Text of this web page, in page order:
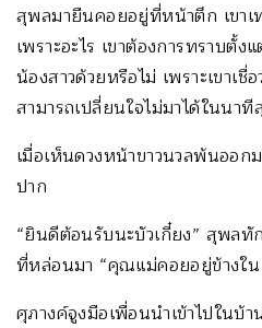
สุพลมายืนคอยอยู่ที่หน้าตึก เขาเ
เพราะอะไร เขาต้องการทราบตั้
น้องสาวด้วยหรือไม่ เพราะเขาเชื่
สามารถเปลี่ยนใจไม่มาได้ในนา
เมื่อเห็นดวงหน้าขาวนวลพ้นออ
ปาก
“ยินดีต้อนรับนะบัวเกี๋ยง” สุพลทั
ที่หล่อนมา “คุณแม่คอยอยู่ข้างใ
ศุภางค์จูงมือเพื่อนนำเข้าไปในบ้